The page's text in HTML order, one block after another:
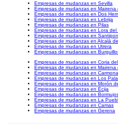
Empresas de mudanzas en Sevilla
Empresas de mudanzas en Mairena
Empresas de mudanzas en Dos
Empresas de mudanzas en Lebrija
Empresas de mudanzas en Pilas
Empresas de mudanzas en Lora del
Empresas de mudanzas en
Empresas de mudanzas en Alcalá
Empresas de mudanzas en Utrera
Empresas de mudanzas en
Empresas de mudanzas en Coria
Empresas de mudanzas en Mairena
Empresas de mudanzas en Carmona
Empresas de mudanzas en Los
Empresas de mudanzas en Morón
Empresas de mudanzas en Écija
Empresas de mudanzas en
Empresas de mudanzas en La
Empresas de mudanzas en Camas
Empresas de mudanzas en Gerena